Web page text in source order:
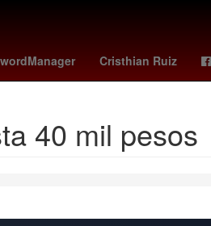
Cristhian Ruiz
arsenal - dortmund Issa López
40 mil pesos